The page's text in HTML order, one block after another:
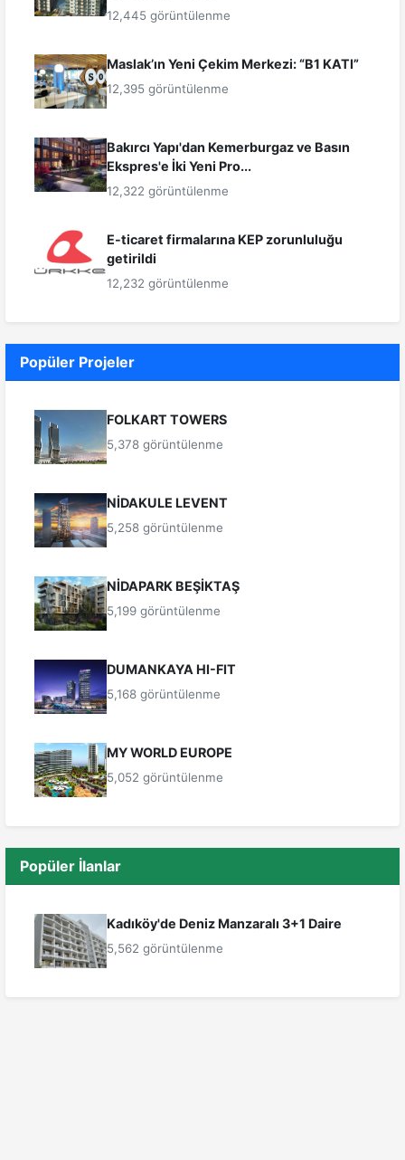
12,445 görüntülenme
Maslak’ın Yeni Çekim Merkezi: “B1 KATI”
12,395 görüntülenme
Bakırcı Yapı'dan Kemerburgaz ve Basın
Ekspres'e İki Yeni Pro...
12,322 görüntülenme
E-ticaret firmalarına KEP zorunluluğu
getirildi
12,232 görüntülenme
Popüler Projeler
FOLKART TOWERS
5,378 görüntülenme
NİDAKULE LEVENT
5,258 görüntülenme
NİDAPARK BEŞİKTAŞ
5,199 görüntülenme
DUMANKAYA HI-FIT
5,168 görüntülenme
MY WORLD EUROPE
5,052 görüntülenme
Popüler İlanlar
Kadıköy'de Deniz Manzaralı 3+1 Daire
5,562 görüntülenme